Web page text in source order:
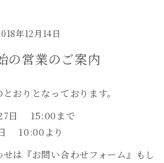
年12月14日
の営業のご案内
おりとなっております。
日 15:00まで
10:00より
は『お問い合わせフォーム』もし